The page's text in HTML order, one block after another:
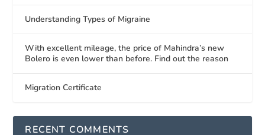
Understanding Types of Migraine
With excellent mileage, the price of Mahindra’s new
Bolero is even lower than before. Find out the reason
Migration Certificate
RECENT COMMENTS